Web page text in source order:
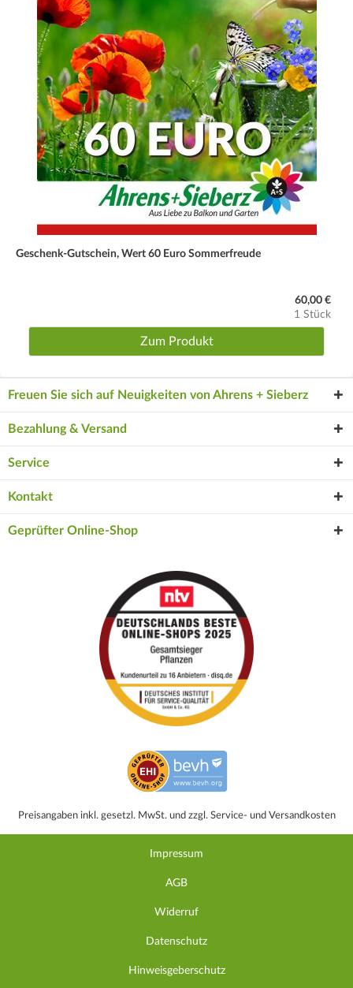
Geschenk-Gutschein, Wert 60 Euro Sommerfreude
60,00 €
1 Stück
Zum Produkt
Freuen Sie sich auf Neuigkeiten von Ahrens + Sieberz
Bezahlung & Versand
Service
Kontakt
Geprüfter Online-Shop
Preisangaben inkl. gesetzl. MwSt. und zzgl. Service- und Versandkosten
Impressum
AGB
Widerruf
Datenschutz
Hinweisgeberschutz